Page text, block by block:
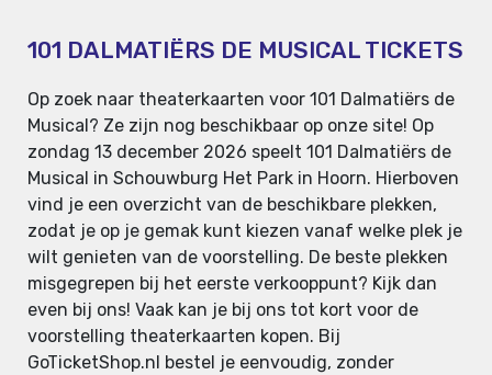
101 DALMATIËRS DE MUSICAL TICKETS
Op zoek naar theaterkaarten voor 101 Dalmatiërs de
Musical? Ze zijn nog beschikbaar op onze site! Op
zondag 13 december 2026 speelt 101 Dalmatiërs de
Musical in Schouwburg Het Park in Hoorn. Hierboven
vind je een overzicht van de beschikbare plekken,
zodat je op je gemak kunt kiezen vanaf welke plek je
wilt genieten van de voorstelling. De beste plekken
misgegrepen bij het eerste verkooppunt? Kijk dan
even bij ons! Vaak kan je bij ons tot kort voor de
voorstelling theaterkaarten kopen. Bij
GoTicketShop.nl bestel je eenvoudig, zonder